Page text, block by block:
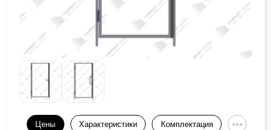
Цены Характеристики Комплектация